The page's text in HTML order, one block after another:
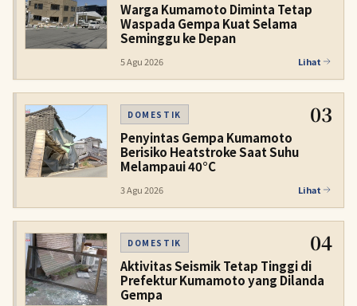
Warga Kumamoto Diminta Tetap
Waspada Gempa Kuat Selama
Seminggu ke Depan
5 Agu 2026 Lihat
DOMESTIK 03
Penyintas Gempa Kumamoto
Berisiko Heatstroke Saat Suhu
Melampaui 40°C
3 Agu 2026 Lihat
DOMESTIK 04
Aktivitas Seismik Tetap Tinggi di
Prefektur Kumamoto yang Dilanda
Gempa